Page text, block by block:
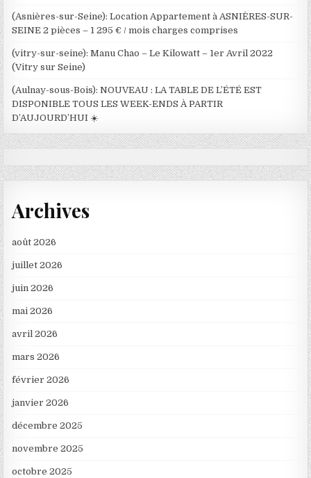
(Asnières-sur-Seine): Location Appartement à ASNIÈRES-SUR-
SEINE 2 pièces – 1 295 € / mois charges comprises
(vitry-sur-seine): Manu Chao – Le Kilowatt – 1er Avril 2022
(Vitry sur Seine)
(Aulnay-sous-Bois): NOUVEAU : LA TABLE DE L’ÉTÉ EST
DISPONIBLE TOUS LES WEEK-ENDS À PARTIR
D’AUJOURD’HUI ☀️
Archives
août 2026
juillet 2026
juin 2026
mai 2026
avril 2026
mars 2026
février 2026
janvier 2026
décembre 2025
novembre 2025
octobre 2025